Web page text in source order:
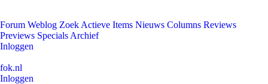
Forum Weblog Zoek Actieve Items Nieuws Columns Reviews
Previews Specials Archief
Inloggen
fok.nl
Inloggen